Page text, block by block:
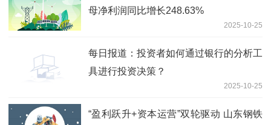
母净利润同比增长248.63%
2025-10-25
每日报道：投资者如何通过银行的分析工
具进行投资决策？
2025-10-25
“盈利跃升+资本运营”双轮驱动 山东钢铁